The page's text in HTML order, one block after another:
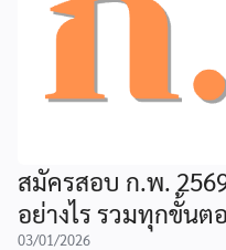
สมัครสอบ ก.พ.
อย่างไร รวมทุกขั้นต
03/01/2026